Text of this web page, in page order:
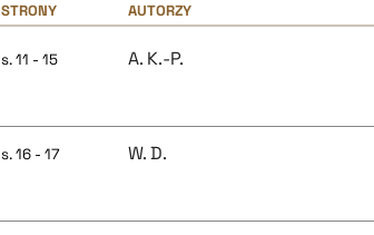
STRONY AUTORZY
s. 11 - 15 A. K.-P.
s. 16 - 17 W. D.